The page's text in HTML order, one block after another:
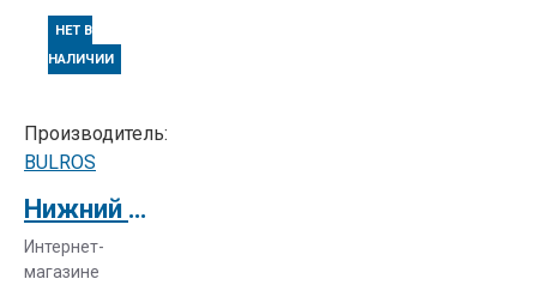
НЕТ В
НАЛИЧИИ
Производитель:
BULROS
Нижний нагревательный вал для Bulros FM360 mini
Интернет-
магазине